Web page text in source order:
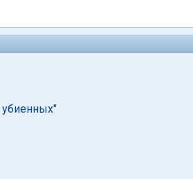
убиенных"